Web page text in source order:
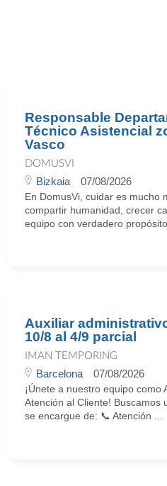
Responsable
Técnico Asistencial
Vasco
DOMUSVI
Bizkaia 07/08/2026
En DomusVi, cuidar es mucho
compartir humanidad, crecer
equipo con verdadero
Auxiliar
10/8 al 4/9 parcial
IMAN TEMPORING
Barcelona 07/08/2026
¡Únete a nuestro equipo como
Atención al Cliente! Buscamos
se encargue de: 📞 Atención ...